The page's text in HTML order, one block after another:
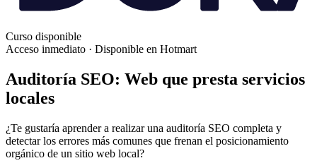
Curso disponible
Acceso inmediato · Disponible en Hotmart
Auditoría SEO: Web que presta servicios
locales
¿Te gustaría aprender a realizar una auditoría SEO completa y
detectar los errores más comunes que frenan el posicionamiento
orgánico de un sitio web local?